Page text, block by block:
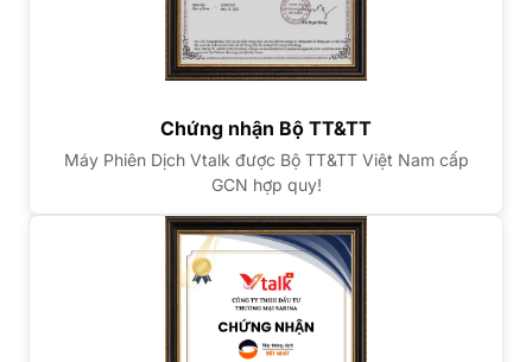
Chứng nhận Bộ TT&TT
Máy Phiên Dịch Vtalk được Bộ TT&TT Việt Nam cấp
GCN hợp quy!